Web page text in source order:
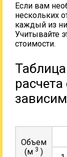
Если вам
нескольких
каждый из
Учитывайте
стоимости.
Объем
(м 3 )